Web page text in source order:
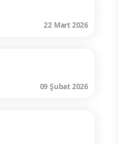
22 Mart 2026
09 Şubat 2026